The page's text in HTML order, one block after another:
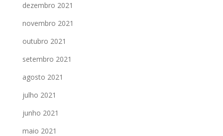
dezembro 2021
novembro 2021
outubro 2021
setembro 2021
agosto 2021
julho 2021
junho 2021
maio 2021